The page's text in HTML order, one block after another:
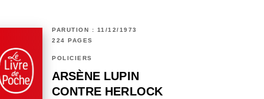
PARUTION : 11/12/1973
224 PAGES
POLICIERS
ARSÈNE LUPIN
CONTRE HERLOCK